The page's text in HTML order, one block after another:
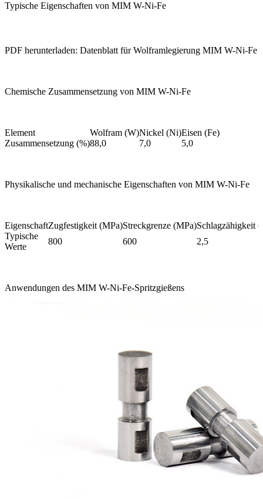
Typische Eigenschaften von MIM W-Ni-Fe
PDF herunterladen: Datenblatt für Wolframlegierung MIM W-Ni-Fe
Chemische Zusammensetzung von MIM W-Ni-Fe
Element Wolfram (W)Nickel (Ni)Eisen (Fe)
Zusammensetzung (%)88,0 7,0 5,0
Physikalische und mechanische Eigenschaften von MIM W-Ni-Fe
EigenschaftZugfestigkeit (MPa)Streckgrenze (MPa)Schlagzähigkeit
Typische
Werte
800 600 2,5
Anwendungen des MIM W-Ni-Fe-Spritzgießens